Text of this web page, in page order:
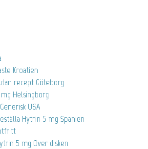
Kroatien
recept Göteborg
Helsingborg
USA
Hytrin 5 mg Spanien
5 mg Över disken